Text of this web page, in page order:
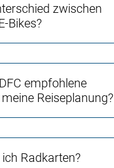
zwischen
Bikes?
empfohlene
Reiseplanung?
Radkarten?